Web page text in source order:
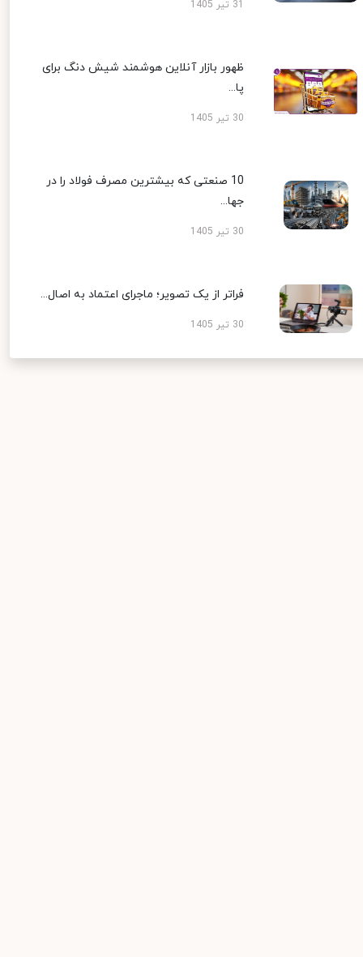
ظهور بازار آنلاین هوشمند شیش دنگ برای
پا...
30 تیر 1405
10 صنعتی که بیشترین مصرف فولاد را در
جها...
30 تیر 1405
فراتر از یک تصویر؛ ماجرای اعتماد به اصال...
30 تیر 1405